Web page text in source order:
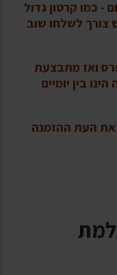
- כמו קרטון גדול
צורך לשלחו שוב
ואז מתבצעת
בין יומיים
לבחור זאת העת ההזמנה